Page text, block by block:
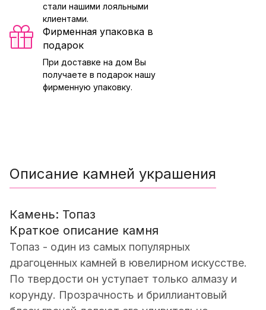
стали нашими лояльными
клиентами.
Фирменная упаковка в
подарок
При доставке на дом Вы
получаете в подарок нашу
фирменную упаковку.
Описание камней украшения
Камень: Топаз
Краткое описание камня
Топаз - один из самых популярных
драгоценных камней в ювелирном искусстве.
По твердости он уступает только алмазу и
корунду. Прозрачность и бриллиантовый